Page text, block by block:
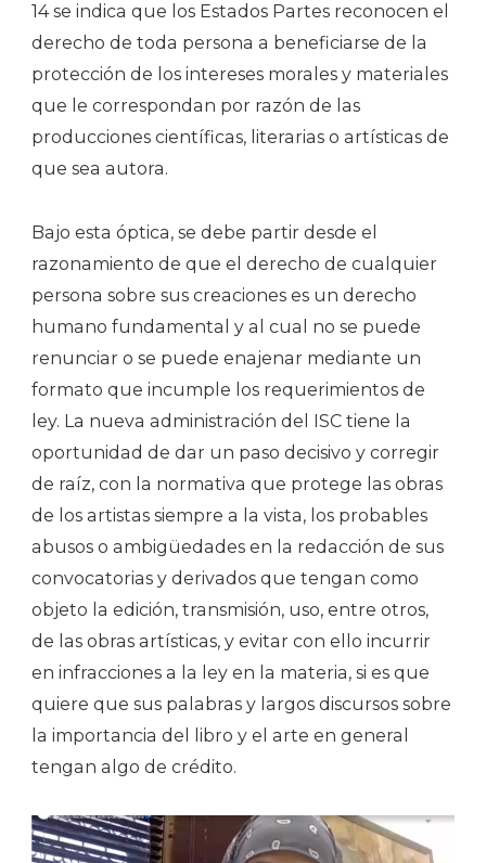
14 se indica que los Estados Partes reconocen el
derecho de toda persona a beneficiarse de la
protección de los intereses morales y materiales
que le correspondan por razón de las
producciones científicas, literarias o artísticas de
que sea autora.
Bajo esta óptica, se debe partir desde el
razonamiento de que el derecho de cualquier
persona sobre sus creaciones es un derecho
humano fundamental y al cual no se puede
renunciar o se puede enajenar mediante un
formato que incumple los requerimientos de
ley. La nueva administración del ISC tiene la
oportunidad de dar un paso decisivo y corregir
de raíz, con la normativa que protege las obras
de los artistas siempre a la vista, los probables
abusos o ambigüedades en la redacción de sus
convocatorias y derivados que tengan como
objeto la edición, transmisión, uso, entre otros,
de las obras artísticas, y evitar con ello incurrir
en infracciones a la ley en la materia, si es que
quiere que sus palabras y largos discursos sobre
la importancia del libro y el arte en general
tengan algo de crédito.